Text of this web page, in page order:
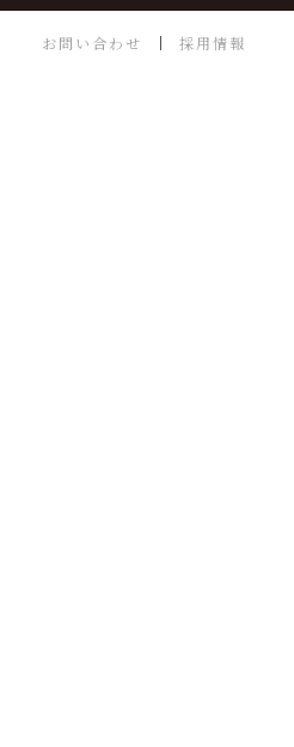
お問い合わせ 採用情報